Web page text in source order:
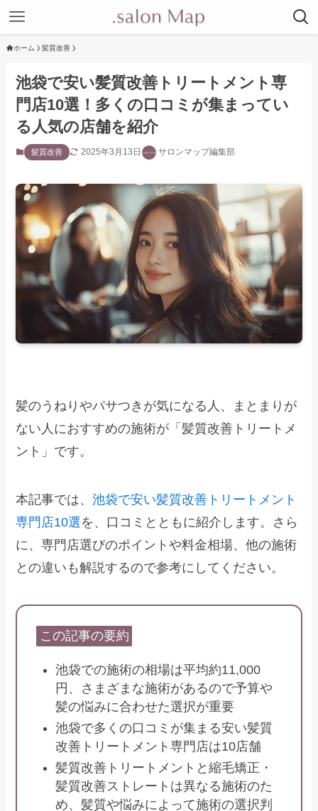
ホーム 髪質改善
池袋で安い髪質改善トリートメント専
門店10選！多くの口コミが集まってい
る人気の店舗を紹介
髪質改善 2025年3月13日 サロンマップ編集部
髪のうねりやパサつきが気になる人、まとまりが
ない人におすすめの施術が「髪質改善トリートメ
ント」です。
本記事では、池袋で安い髪質改善トリートメント
専門店10選 を、口コミとともに紹介します。さら
に、専門店選びのポイントや料金相場、他の施術
との違いも解説するので参考にしてください。
この記事の要約
池袋での施術の相場は平均約11,000
円、さまざまな施術があるので予算や
髪の悩みに合わせた選択が重要
池袋で多くの口コミが集まる安い髪質
改善トリートメント専門店は10店舗
髪質改善トリートメントと縮毛矯正・
髪質改善ストレートは異なる施術のた
め、髪質や悩みによって施術の選択判